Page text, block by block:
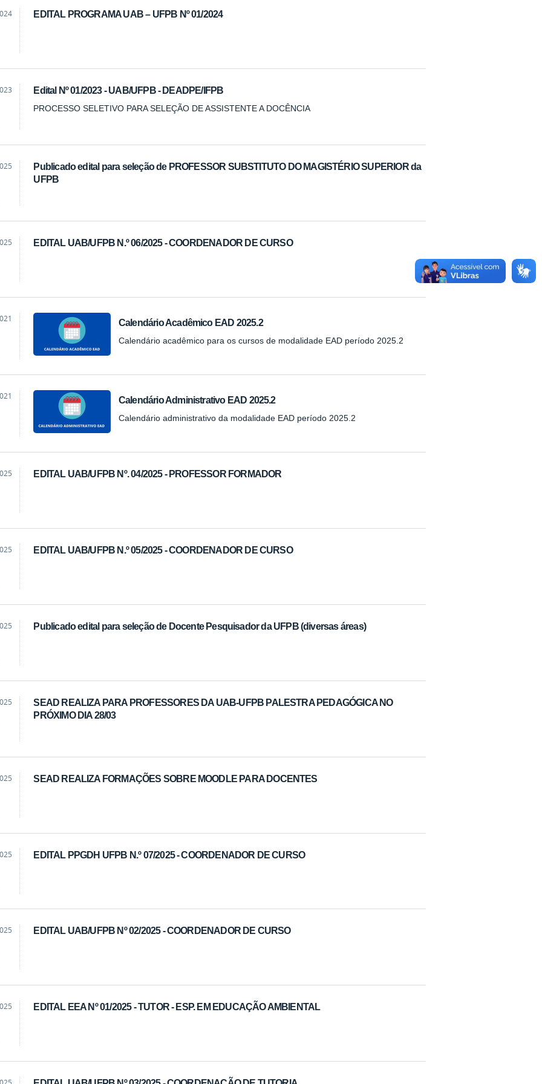
EDITAL PROGRAMA UAB – UFPB Nº 01/2024
Edital Nº 01/2023 - UAB/UFPB - DEADPE/IFPB
PROCESSO SELETIVO PARA SELEÇÃO DE ASSISTENTE A DOCÊNCIA
Publicado edital para seleção de PROFESSOR SUBSTITUTO DO MAGISTÉRIO SUPERIOR da
UFPB
EDITAL UAB/UFPB N.º 06/2025 - COORDENADOR DE CURSO
Calendário Acadêmico EAD 2025.2
Calendário acadêmico para os cursos de modalidade EAD período 2025.2
Calendário Administrativo EAD 2025.2
Calendário administrativo da modalidade EAD período 2025.2
EDITAL UAB/UFPB Nº. 04/2025 - PROFESSOR FORMADOR
EDITAL UAB/UFPB N.º 05/2025 - COORDENADOR DE CURSO
Publicado edital para seleção de Docente Pesquisador da UFPB (diversas áreas)
SEAD REALIZA PARA PROFESSORES DA UAB-UFPB PALESTRA PEDAGÓGICA NO
PRÓXIMO DIA 28/03
SEAD REALIZA FORMAÇÕES SOBRE MOODLE PARA DOCENTES
EDITAL PPGDH UFPB N.º 07/2025 - COORDENADOR DE CURSO
EDITAL UAB/UFPB Nº 02/2025 - COORDENADOR DE CURSO
EDITAL EEA Nº 01/2025 - TUTOR - ESP. EM EDUCAÇÃO AMBIENTAL